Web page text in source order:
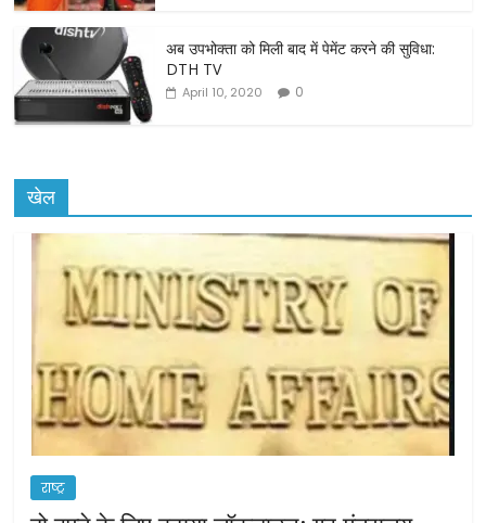
अब उपभोक्ता को मिली बाद में पेमेंट करने की सुविधा:
DTH TV
April 10, 2020 0
खेल
राष्ट्र